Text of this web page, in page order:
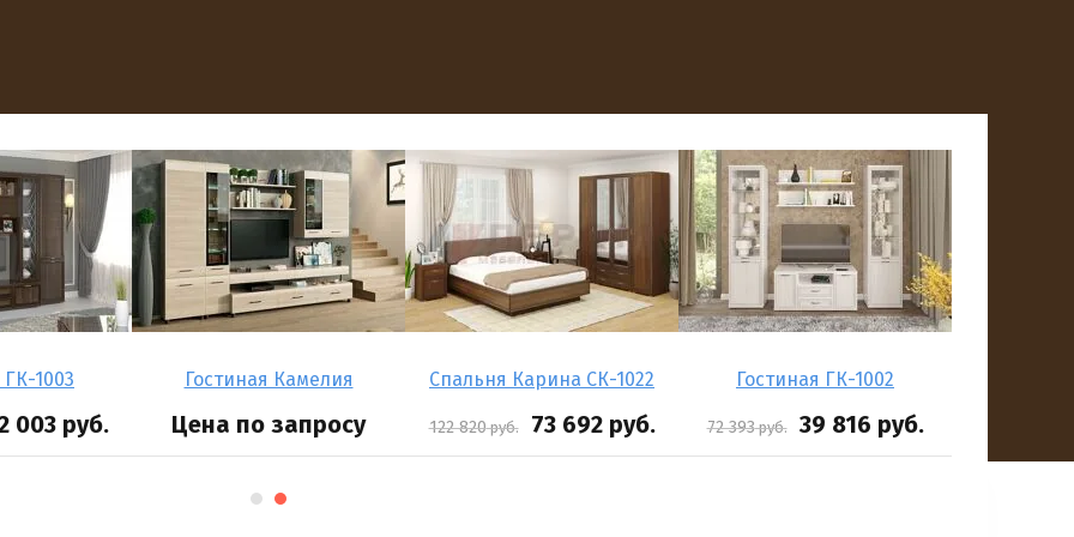
ГК-1003
003 руб.
Гостиная Камелия
Цена по запросу
Спальня Карина СК-1022
122 820руб. 73 692руб.
Гостиная ГК-1002
72 393руб. 39 816 руб.